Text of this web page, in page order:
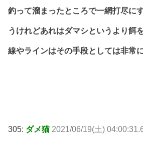
釣って溜まったところで一網打尽に
うけれどあれはダマシというより餌
線やラインはその手段としては非常に
305: ダメ猫 2021/06/19(土)